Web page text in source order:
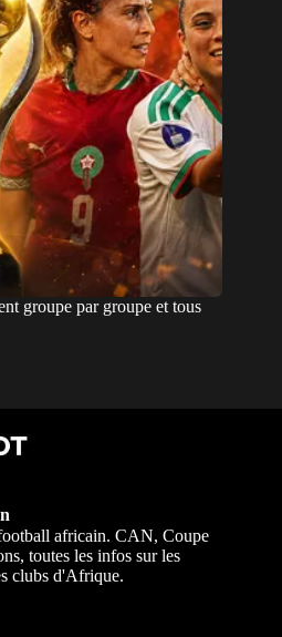
groupe par groupe et tous
africain. CAN, Coupe
toutes les infos sur les
clubs d'Afrique.